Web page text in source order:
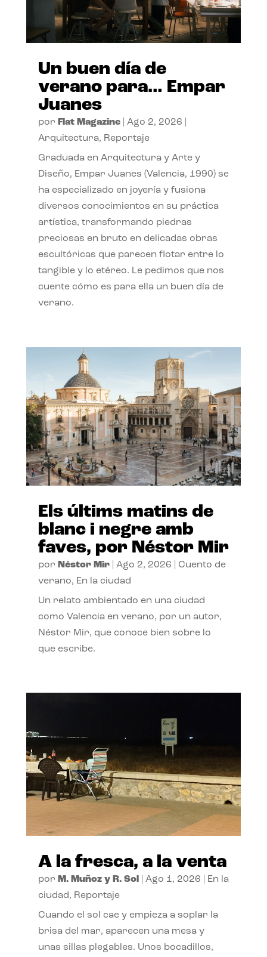
Un buen día de
verano para… Empar
Juanes
por Flat Magazine| Ago 2, 2026
Arquitectura, Reportaje
Graduada en Arquitectura y Arte y
Diseño, Empar Juanes (Valencia, 1990) se
ha especializado en joyería y fusiona
diversos conocimientos en su práctica
artística, transformando piedras
preciosas en bruto en delicadas obras
escultóricas que parecen flotar entre lo
tangible y lo etéreo. Le pedimos que nos
cuente cómo es para ella un buen día de
verano.
Els últims matins de
blanc i negre amb
faves, por Néstor Mir
por Néstor Mir| Ago 2, 2026
Cuento de
verano, En la ciudad
Un relato ambientado en una ciudad
como Valencia en verano, por un autor,
Néstor Mir, que conoce bien sobre lo
que escribe.
A la fresca, a la venta
por M. Muñoz y R. Sol| Ago 1, 2026
En la
ciudad, Reportaje
Cuando el sol cae y empieza a soplar la
brisa del mar, aparecen una mesa y
unas sillas plegables. Unos bocadillos,